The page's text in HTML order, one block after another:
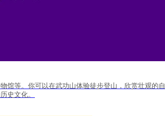
馆等。你可以在武功山体验徒步登山，欣赏壮观的自
史文化。